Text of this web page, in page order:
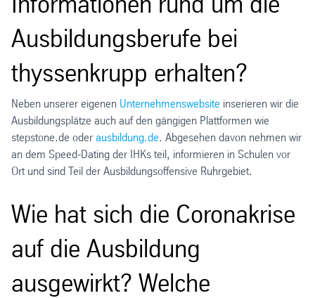
Ausbildungsberufe bei
thyssenkrupp erhalten?
Neben unserer eigenen Unternehmenswebsite inserieren wir die
Ausbildungsplätze auch auf den gängigen Plattformen wie
stepstone.de oder ausbildung.de. Abgesehen davon nehmen wir
an dem Speed-Dating der IHKs teil, informieren in Schulen vor
Ort und sind Teil der Ausbildungsoffensive Ruhrgebiet.
Wie hat sich die Coronakrise
auf die Ausbildung
ausgewirkt? Welche